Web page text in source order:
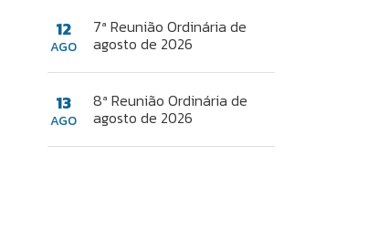
12
AGO
7ª Reunião Ordinária de
agosto de 2026
13
AGO
8ª Reunião Ordinária de
agosto de 2026